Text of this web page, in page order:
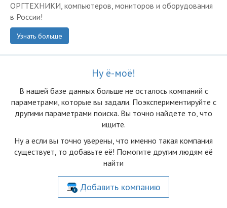
ОРГТЕХНИКИ, компьютеров, мониторов и оборудования
в России!
Узнать больше
Ну ё-моё!
В нашей базе данных больше не осталоcь компаний с
параметрами, которые вы задали. Поэкспериментируйте с
другими параметрами поиска. Вы точно найдете то, что
ищите.
Ну а если вы точно уверены, что именно такая компания
существует, то добавьте её! Помогите другим людям её
найти
Добавить компанию